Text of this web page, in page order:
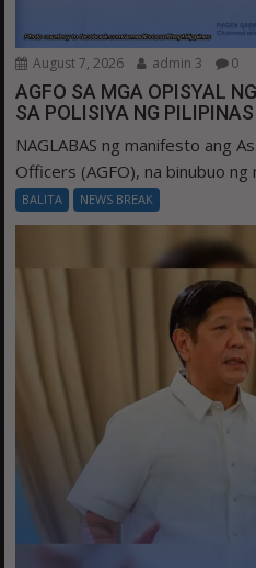
August 7, 2026 admin 3 0
AGFO SA MGA OPISYAL
SA POLISIYA NG
NAGLABAS ng manifesto ang
Officers (AGFO), na binubuo ng
BALITA NEWS BREAK